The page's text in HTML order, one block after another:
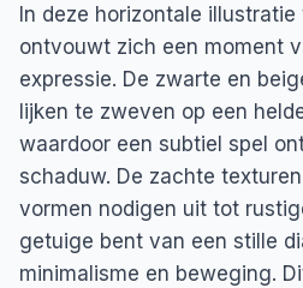
In deze horizontale
ontvouwt zich een moment
expressie. De zwarte en
lijken te zweven op een
waardoor een subtiel spel
schaduw. De zachte
vormen nodigen uit tot
getuige bent van een stille
minimalisme en beweging.